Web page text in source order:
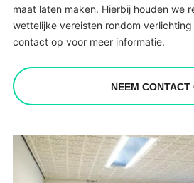
maat laten maken. Hierbij houden we
wettelijke vereisten rondom
contact op voor meer informatie.
NEEM CONTACT